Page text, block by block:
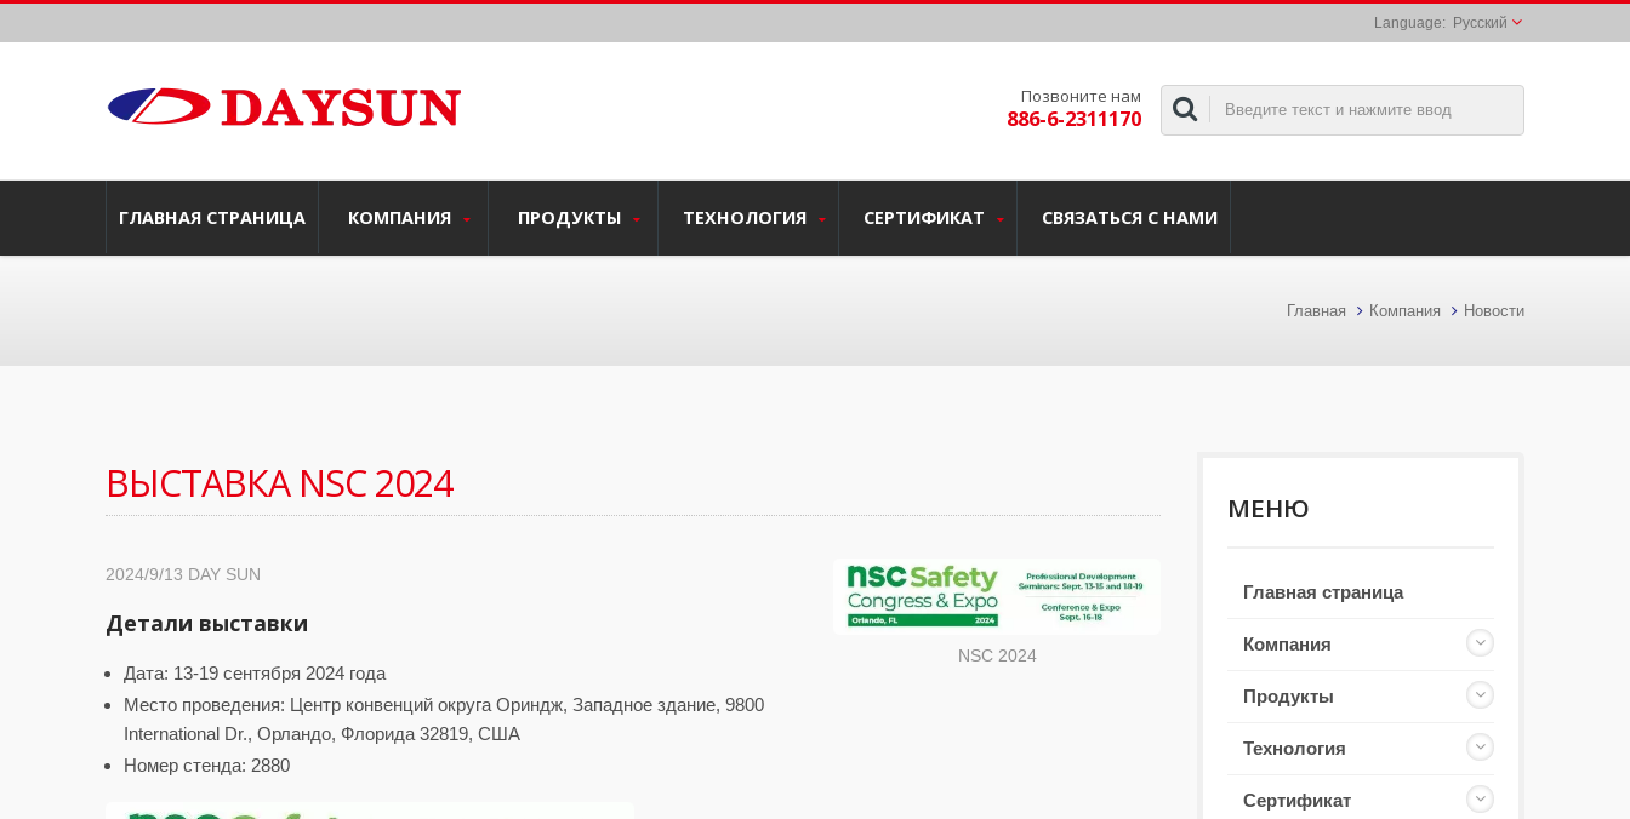
Русский
Позвоните нам
886-6-2311170
ГЛАВНАЯ СТРАНИЦА КОМПАНИЯ ПРОДУКТЫ ТЕХНОЛОГИЯ СЕРТИФИКАТ СВЯЗАТЬСЯ С НАМИ
Главная Компания Новости
ВЫСТАВКА NSC 2024
2024/9/13 DAY SUN
NSC 2024
Детали выставки
Дата: 13-19 сентября 2024 года
Место проведения: Центр конвенций округа Ориндж, Западное здание, 9800
International Dr., Орландо, Флорида 32819, США
Номер стенда: 2880
МЕНЮ
Главная страница
Компания
Продукты
Технология
Сертификат